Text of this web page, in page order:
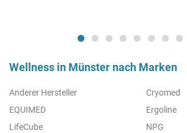
Wellness in Münster nach Marken
Anderer Hersteller
Cryomed
EQUIMED
Ergoline
LifeCube
NPG